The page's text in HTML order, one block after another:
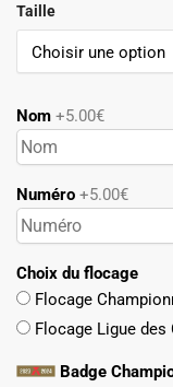
initial
était :
est :
Taille
Nom +5.00€
Numéro +5.00€
Choix du flocage
Flocage
Flocage Ligue des
Badge